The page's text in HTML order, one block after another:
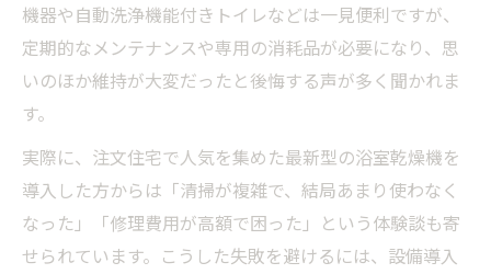
機器や自動洗浄機能付きトイレなどは一見便利ですが、
定期的なメンテナンスや専用の消耗品が必要になり、思
いのほか維持が大変だったと後悔する声が多く聞かれま
す。
実際に、注文住宅で人気を集めた最新型の浴室乾燥機を
導入した方からは「清掃が複雑で、結局あまり使わなく
なった」「修理費用が高額で困った」という体験談も寄
せられています。こうした失敗を避けるには、設備導入